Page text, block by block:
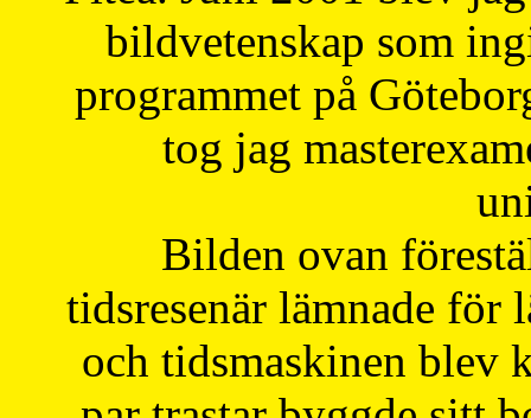
bildvetenskap som
programmet på
tog jag
Bilden ovan
tidsresenär lämnade för
och tidsmaskinen blev